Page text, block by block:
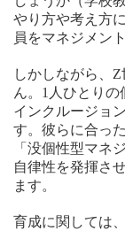
やり方や考え方
員をマネジメン
しかしながら、
ん。1人ひとり
インクルージョ
す。彼らに合っ
「没個性型マネ
自律性を発揮さ
ます。
育成に関しては